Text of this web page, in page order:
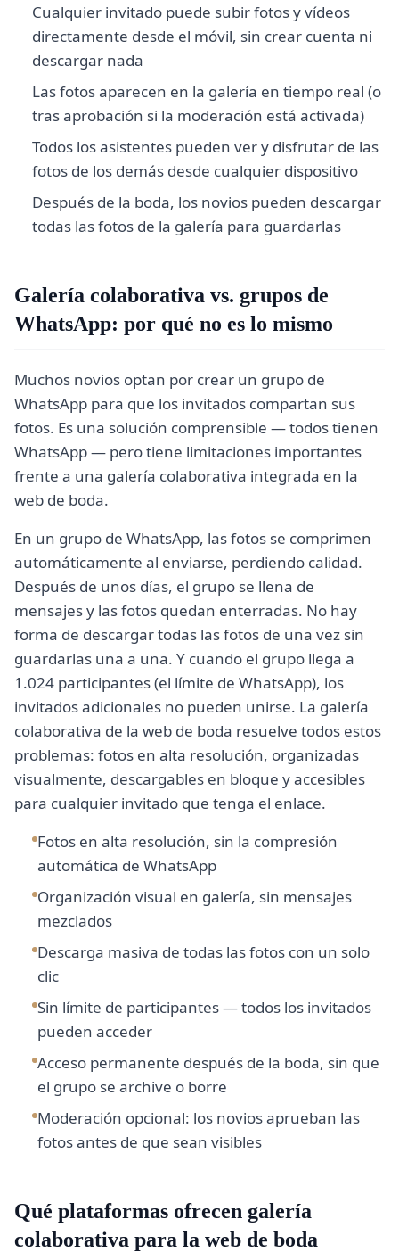
Cualquier invitado puede subir fotos y vídeos
directamente desde el móvil, sin crear cuenta ni
descargar nada
Las fotos aparecen en la galería en tiempo real (o
tras aprobación si la moderación está activada)
Todos los asistentes pueden ver y disfrutar de las
fotos de los demás desde cualquier dispositivo
Después de la boda, los novios pueden descargar
todas las fotos de la galería para guardarlas
Galería colaborativa vs. grupos de
WhatsApp: por qué no es lo mismo
Muchos novios optan por crear un grupo de
WhatsApp para que los invitados compartan sus
fotos. Es una solución comprensible — todos tienen
WhatsApp — pero tiene limitaciones importantes
frente a una galería colaborativa integrada en la
web de boda.
En un grupo de WhatsApp, las fotos se comprimen
automáticamente al enviarse, perdiendo calidad.
Después de unos días, el grupo se llena de
mensajes y las fotos quedan enterradas. No hay
forma de descargar todas las fotos de una vez sin
guardarlas una a una. Y cuando el grupo llega a
1.024 participantes (el límite de WhatsApp), los
invitados adicionales no pueden unirse. La galería
colaborativa de la web de boda resuelve todos estos
problemas: fotos en alta resolución, organizadas
visualmente, descargables en bloque y accesibles
para cualquier invitado que tenga el enlace.
Fotos en alta resolución, sin la compresión
automática de WhatsApp
Organización visual en galería, sin mensajes
mezclados
Descarga masiva de todas las fotos con un solo
clic
Sin límite de participantes — todos los invitados
pueden acceder
Acceso permanente después de la boda, sin que
el grupo se archive o borre
Moderación opcional: los novios aprueban las
fotos antes de que sean visibles
Qué plataformas ofrecen galería
colaborativa para la web de boda